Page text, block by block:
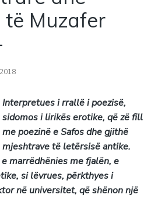
të Muzafer
Interpretues i rrallë i poezisë,
sidomos i lirikës erotike, që zë fill
me poezinë e Safos dhe gjithë
mjeshtrave të letërsisë antike.
marrëdhënies me fjalën, e
si lëvrues, përkthyes i
në universitet, që shënon një